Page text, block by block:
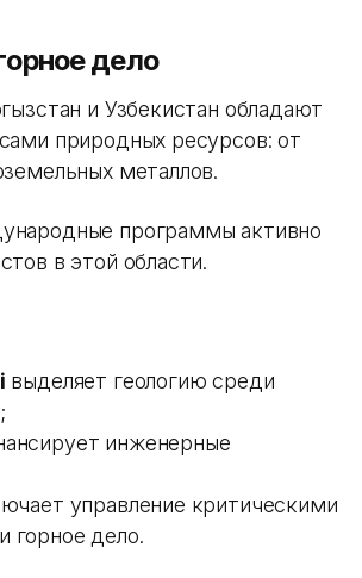
дело
и Узбекистан обладают
природных ресурсов: от
металлов.
программы активно
в этой области.
выделяет геологию среди
инженерные
управление критическими
горное дело.